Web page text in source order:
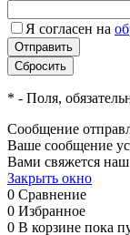
Я согласен на
* - Поля,
Сообщение
Ваше сообщение
Вами свяжется
Закрыть окно
0 Сравнение
0 Избранное
0 В корзине пока